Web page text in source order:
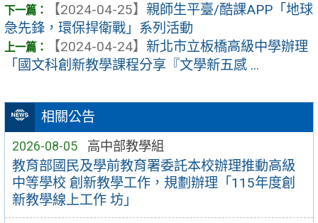
相關公告
2026-08-05 高中部教學組
教育部國民及學前教育署委託本校辦理推動高級
中等學校 創新教學工作，規劃辦理「115年度創
新教學線上工作 坊」
【2024-04-25】 親師生平臺/酷課APP「地球
急先鋒，環保捍衛戰」系列活動
【2024-04-24】 新北市立板橋高級中學辦理
「國文科創新教學課程分享『文學新五感 ...